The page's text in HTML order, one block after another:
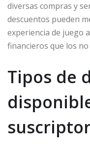
diversas compras y
descuentos pueden
experiencia de juego
financieros que los
Tipos de